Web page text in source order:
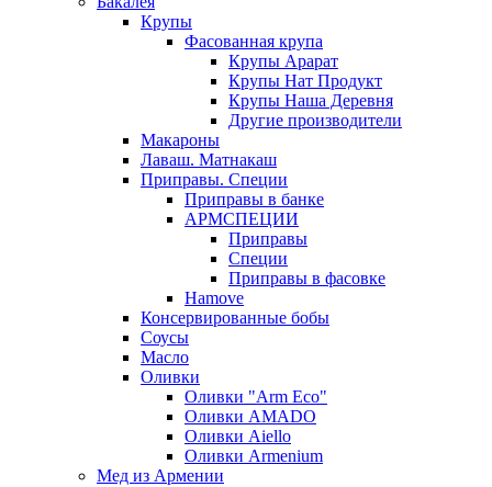
Крупы
Фасованная крупа
Крупы Арарат
Крупы Нат Продукт
Крупы Наша Деревня
Другие производители
Макароны
Лаваш. Матнакаш
Приправы. Специи
Приправы в банке
АРМСПЕЦИИ
Приправы
Специи
Приправы в фасовке
Hamove
Консервированные бобы
Соусы
Масло
Оливки
Оливки "Arm Eco"
Оливки AMADO
Оливки Aiello
Оливки Armenium
Мед из Армении